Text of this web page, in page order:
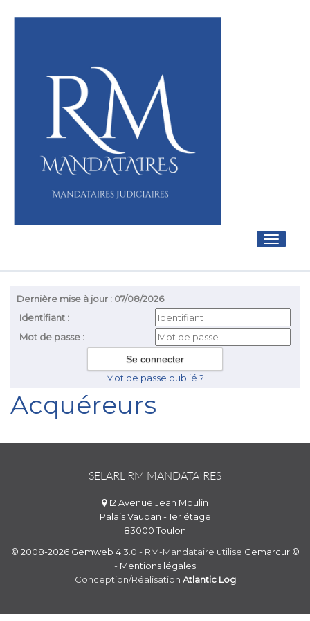
Toggle
Dernière mise à jour : 07/08/2026
Identifiant :
Mot de passe :
Mot de passe oublié ?
Acquéreurs
SELARL RM MANDATAIRES
12 Avenue Jean Moulin
Palais Vauban - 1er étage
83000 Toulon
© 2008-2026 Gemweb 4.3.0 - RM-Mandataire utilise Gemarcur ©
- Mentions légales
Conception/Réalisation Atlantic Log